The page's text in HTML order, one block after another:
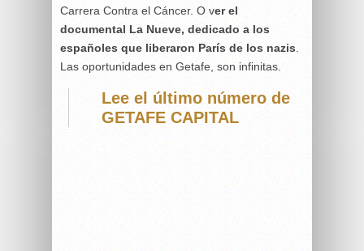
Carrera Contra el Cáncer. O ver el
documental La Nueve, dedicado a los
españoles que liberaron París de los nazis
Las oportunidades en Getafe, son infinitas.
Lee el último número de
GETAFE CAPITAL